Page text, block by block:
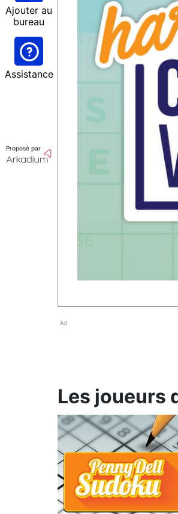
Ajouter au
bureau
Assistance
Proposé par
Ad
Les joueurs